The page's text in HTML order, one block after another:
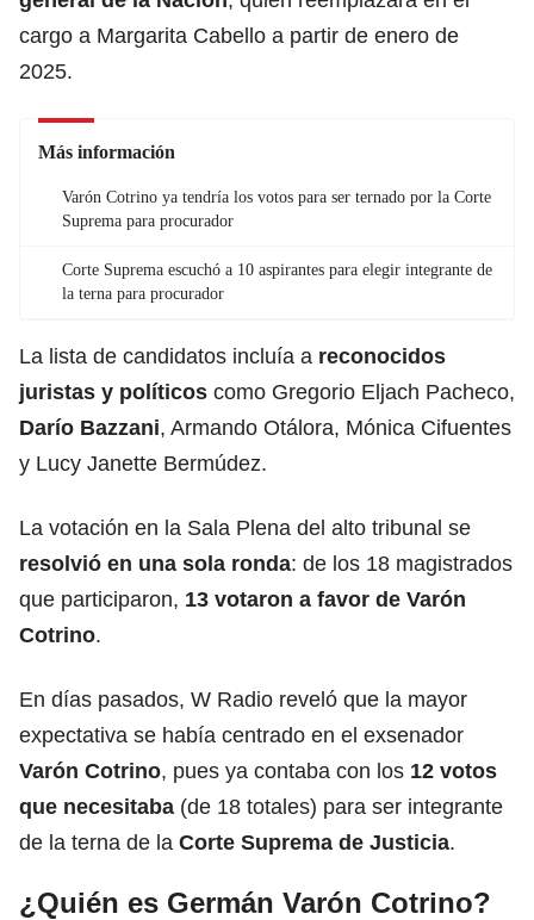
cargo a Margarita Cabello a partir de enero de
2025.
Más información
Varón Cotrino ya tendría los votos para ser ternado por la Corte
Suprema para procurador
Corte Suprema escuchó a 10 aspirantes para elegir integrante de
la terna para procurador
La lista de candidatos incluía a reconocidos
juristas y políticos como Gregorio Eljach Pacheco,
Darío Bazzani, Armando Otálora, Mónica Cifuentes
y Lucy Janette Bermúdez.
La votación en la Sala Plena del alto tribunal se
resolvió en una sola ronda: de los 18 magistrados
que participaron, 13 votaron a favor de Varón
Cotrino.
En días pasados, W Radio reveló que la mayor
expectativa se había centrado en el exsenador
Varón Cotrino, pues ya contaba con los 12 votos
que necesitaba (de 18 totales) para ser integrante
de la terna de la Corte Suprema de Justicia.
¿Quién es Germán Varón Cotrino?